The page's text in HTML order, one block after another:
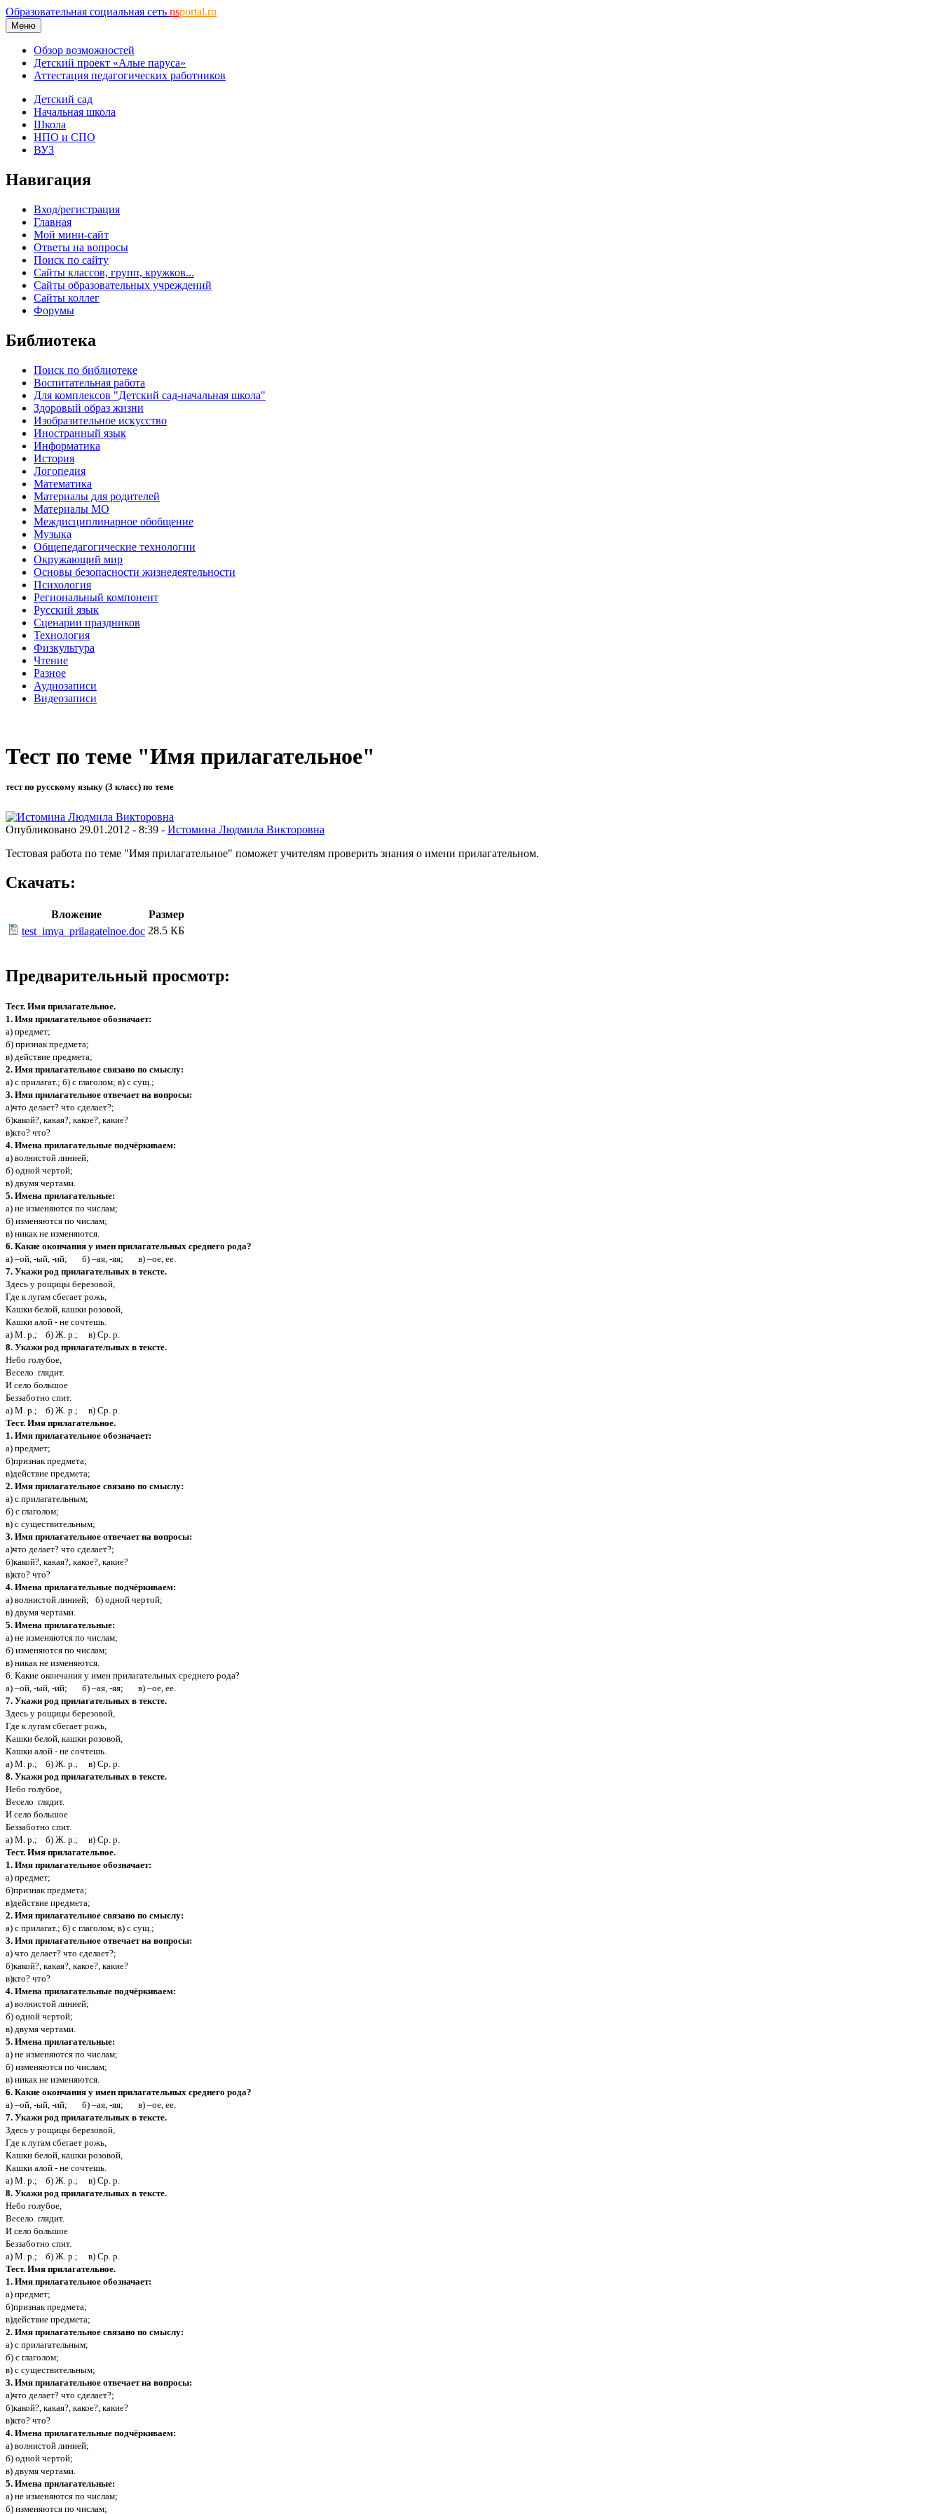
Образовательная социальная сеть nsportal.ru
Меню
Обзор возможностей
Детский проект «Алые паруса»
Аттестация педагогических работников
Детский сад
Начальная школа
Школа
НПО и СПО
ВУЗ
Навигация
Вход/регистрация
Главная
Мой мини-сайт
Ответы на вопросы
Поиск по сайту
Сайты классов, групп, кружков...
Сайты образовательных учреждений
Сайты коллег
Форумы
Библиотека
Поиск по библиотеке
Воспитательная работа
Для комплексов "Детский сад-начальная школа"
Здоровый образ жизни
Изобразительное искусство
Иностранный язык
Информатика
История
Логопедия
Математика
Материалы для родителей
Материалы МО
Междисциплинарное обобщение
Музыка
Общепедагогические технологии
Окружающий мир
Основы безопасности жизнедеятельности
Психология
Региональный компонент
Русский язык
Сценарии праздников
Технология
Физкультура
Чтение
Разное
Аудиозаписи
Видеозаписи
Тест по теме "Имя прилагательное"
тест по русскому языку (3 класс) по теме
Опубликовано 29.01.2012 - 8:39 - Истомина Людмила Викторовна
Тестовая работа по теме "Имя прилагательное" поможет учителям проверить знания о имени прилагательном.
Скачать:
Вложение
Размер
test_imya_prilagatelnoe.doc 28.5 КБ
Предварительный просмотр:
Тест. Имя прилагательное.
1. Имя прилагательное обозначает:
а) предмет;
б) признак предмета;
в) действие предмета;
2. Имя прилагательное связано по смыслу:
а) с прилагат.; б) с глаголом; в) с сущ.;
3. Имя прилагательное отвечает на вопросы:
а)что делает? что сделает?;
б)какой?, какая?, какое?, какие?
в)кто? что?
4. Имена прилагательные подчёркиваем:
а) волнистой линией;
б) одной чертой;
в) двумя чертами.
5. Имена прилагательные:
а) не изменяются по числам;
б) изменяются по числам;
в) никак не изменяются.
6. Какие окончания у имен прилагательных среднего рода?
а) –ой, -ый, -ий; б) –ая, -яя; в) –ое, ее.
7. Укажи род прилагательных в тексте.
Здесь у рощицы березовой,
Где к лугам сбегает рожь,
Кашки белой, кашки розовой,
Кашки алой - не сочтешь.
а) М. р.; б) Ж. р.; в) Ср. р.
8. Укажи род прилагательных в тексте.
Небо голубое,
Весело глядит.
И село большое
Беззаботно спит.
а) М. р.; б) Ж. р.; в) Ср. р.
Тест. Имя прилагательное.
1. Имя прилагательное обозначает:
а) предмет;
б)признак предмета;
в)действие предмета;
2. Имя прилагательное связано по смыслу:
а) с прилагательным;
б) с глаголом;
в) с существительным;
3. Имя прилагательное отвечает на вопросы:
а)что делает? что сделает?;
б)какой?, какая?, какое?, какие?
в)кто? что?
4. Имена прилагательные подчёркиваем:
а) волнистой линией; б) одной чертой;
в) двумя чертами.
5. Имена прилагательные:
а) не изменяются по числам;
б) изменяются по числам;
в) никак не изменяются.
6. Какие окончания у имен прилагательных среднего рода?
а) –ой, -ый, -ий; б) –ая, -яя; в) –ое, ее.
7. Укажи род прилагательных в тексте.
Здесь у рощицы березовой,
Где к лугам сбегает рожь,
Кашки белой, кашки розовой,
Кашки алой - не сочтешь.
а) М. р.; б) Ж. р.; в) Ср. р.
8. Укажи род прилагательных в тексте.
Небо голубое,
Весело глядит.
И село большое
Беззаботно спит.
а) М. р.; б) Ж. р.; в) Ср. р.
Тест. Имя прилагательное.
1. Имя прилагательное обозначает:
а) предмет;
б)признак предмета;
в)действие предмета;
2. Имя прилагательное связано по смыслу:
а) с прилагат.; б) с глаголом; в) с сущ.;
3. Имя прилагательное отвечает на вопросы:
а) что делает? что сделает?;
б)какой?, какая?, какое?, какие?
в)кто? что?
4. Имена прилагательные подчёркиваем:
а) волнистой линией;
б) одной чертой;
в) двумя чертами.
5. Имена прилагательные:
а) не изменяются по числам;
б) изменяются по числам;
в) никак не изменяются.
6. Какие окончания у имен прилагательных среднего рода?
а) –ой, -ый, -ий; б) –ая, -яя; в) –ое, ее.
7. Укажи род прилагательных в тексте.
Здесь у рощицы березовой,
Где к лугам сбегает рожь,
Кашки белой, кашки розовой,
Кашки алой - не сочтешь.
а) М. р.; б) Ж. р.; в) Ср. р.
8. Укажи род прилагательных в тексте.
Небо голубое,
Весело глядит.
И село большое
Беззаботно спит.
а) М. р.; б) Ж. р.; в) Ср. р.
Тест. Имя прилагательное.
1. Имя прилагательное обозначает:
а) предмет;
б)признак предмета;
в)действие предмета;
2. Имя прилагательное связано по смыслу:
а) с прилагательным;
б) с глаголом;
в) с существительным;
3. Имя прилагательное отвечает на вопросы:
а)что делает? что сделает?;
б)какой?, какая?, какое?, какие?
в)кто? что?
4. Имена прилагательные подчёркиваем:
а) волнистой линией;
б) одной чертой;
в) двумя чертами.
5. Имена прилагательные:
а) не изменяются по числам;
б) изменяются по числам;